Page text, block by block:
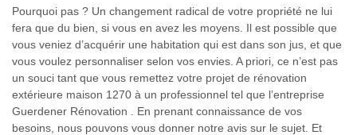
Pourquoi pas ? Un changement radical de votre propriété ne lui
fera que du bien, si vous en avez les moyens. Il est possible que
vous veniez d’acquérir une habitation qui est dans son jus, et que
vous voulez personnaliser selon vos envies. A priori, ce n’est pas
un souci tant que vous remettez votre projet de rénovation
extérieure maison 1270 à un professionnel tel que l’entreprise
Guerdener Rénovation . En prenant connaissance de vos
besoins, nous pouvons vous donner notre avis sur le sujet. Et